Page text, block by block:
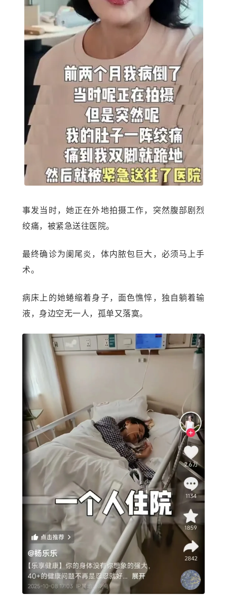
事发当时，她正在外地拍摄工作，突然腹部剧烈
绞痛，被紧急送往医院。
最终确诊为阑尾炎，体内脓包巨大，必须马上手
术。
病床上的她蜷缩着身子，面色憔悴，独自躺着输
液，身边空无一人，孤单又落寞。